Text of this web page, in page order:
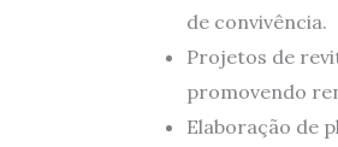
de convivência.
Projetos de
promovendo
Elaboração de